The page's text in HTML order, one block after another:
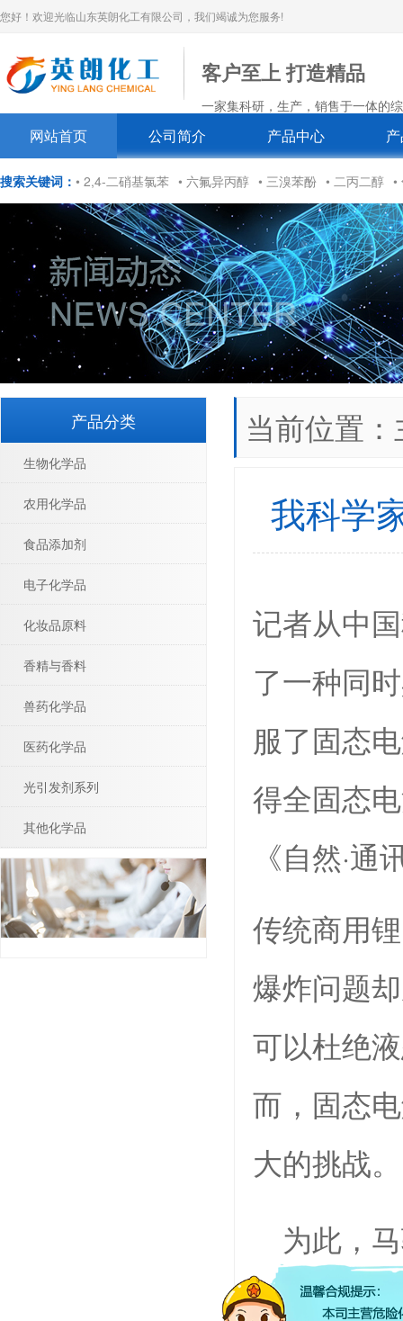
您好！欢迎光临山东英朗化工有限公司，我们竭诚为您服务!
客户至上 打造精品
一家集科研，生产，销售于一体的
网站首页 公司简介 产品中心
搜索关键词： • 2,4-二硝基氯苯 • 六氟异丙醇 • 三溴苯酚 • 二丙二醇 •
当前位置：
我科学
记者从中
了一种同
服了固态
得全固态
《自然·
传统商用
爆炸问题
可以杜绝
而，固态
大的挑战。
为此，
解质——氯
产品分类
生物化学品
农用化学品
食品添加剂
电子化学品
化妆品原料
香精与香料
兽药化学品
医药化学品
光引发剂系列
其他化学品